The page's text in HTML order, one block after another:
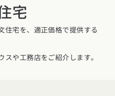
宅
住宅を、適正価格で提供する
や工務店をご紹介します。